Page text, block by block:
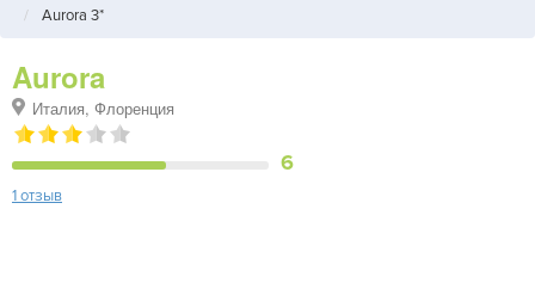
Aurora 3*
Aurora
Италия, Флоренция
6
1 отзыв